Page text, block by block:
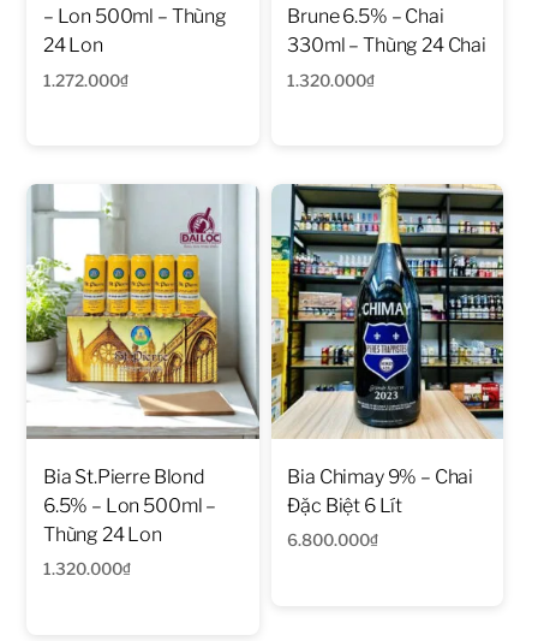
– Lon 500ml – Thùng
24 Lon
1.272.000₫
Brune 6.5% – Chai
330ml – Thùng 24 Chai
1.320.000₫
Bia St.Pierre Blond
6.5% – Lon 500ml –
Thùng 24 Lon
1.320.000₫
Bia Chimay 9% – Chai
Đặc Biệt 6 Lít
6.800.000₫